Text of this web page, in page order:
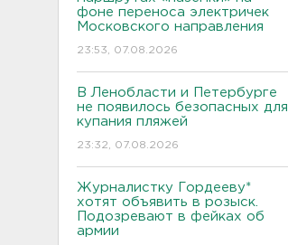
фоне переноса электричек
Московского направления
23:53, 07.08.2026
В Ленобласти и Петербурге
не появилось безопасных для
купания пляжей
23:32, 07.08.2026
Журналистку Гордееву*
хотят объявить в розыск.
Подозревают в фейках об
армии